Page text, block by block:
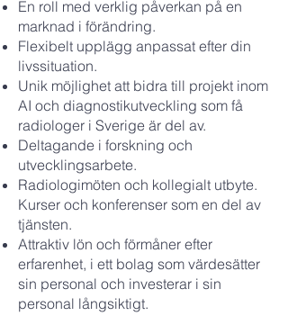
En roll med verklig påverkan på en
marknad i förändring.
Flexibelt upplägg anpassat efter din
livssituation.
Unik möjlighet att bidra till projekt inom
AI och diagnostikutveckling som få
radiologer i Sverige är del av.
Deltagande i forskning och
utvecklingsarbete.
Radiologimöten och kollegialt utbyte.
Kurser och konferenser som en del av
tjänsten.
Attraktiv lön och förmåner efter
erfarenhet, i ett bolag som värdesätter
sin personal och investerar i sin
personal långsiktigt.